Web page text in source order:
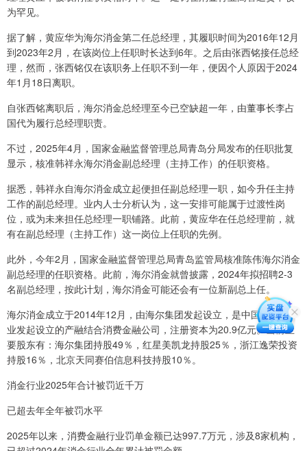
为罕见。
据了解，黄应华为海尔消金第二任总经理，其履职时间为2016年12月
到2023年2月，在该岗位上任职时长达到6年。之后由张西铭接任总经
理，然而，张西铭仅在该职务上任职不到一年，便因个人原因于2024
年1月18日离职。
自张西铭离职后，海尔消金总经理至今已空缺超一年，由董事长李占
国代为履行总经理职责。
不过，2025年4月，国家金融监督管理总局青岛分局发布的任职批复
显示，核准韩祥永海尔消金副总经理（主持工作）的任职资格。
据悉，韩祥永自海尔消金成立起便担任副总经理一职，如今升任主持
工作的副总经理。业内人士分析认为，这一安排可能属于过渡性岗
位，或为未来担任总经理一职铺路。此前，黄应华在任总经理前，就
有在副总经理（主持工作）这一岗位上任职的先例。
此外，今年2月，国家金融监督管理总局青岛监管局核准陈伟海尔消金
副总经理的任职资格。此前，海尔消金就曾披露，2024年拟招聘2-3
名副总经理，按此计划，海尔消金可能还会有一位新副总上任。
海尔消金成立于2014年12月，由海尔集团发起设立，是中国首家由产
业发起设立的产融结合消费金融公司，注册资本为20.9亿元。当前主
要股东有：海尔集团持股49％，红星美凯龙持股25％，浙江逸荣投资
持股16％，北京天同赛伯信息科技持股10％。
消金行业2025年合计被罚近千万
已超去年全年被罚水平
2025年以来，消费金融行业罚单金额已达997.7万元，涉及8家机构，